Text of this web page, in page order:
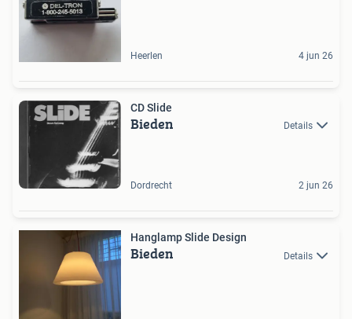
Heerlen 4 jun 26
CD Slide
Bieden Details
Dordrecht 2 jun 26
Hanglamp Slide Design
Bieden Details